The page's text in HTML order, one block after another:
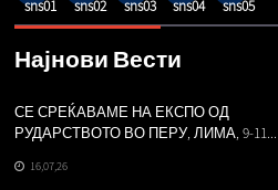
Најнови Вести
СЕ СРЕЌАВАМЕ НА ЕКСПО ОД
РУДАРСТВОТО ВО ПЕРУ, ЛИМА, 9-11...
16,07,26